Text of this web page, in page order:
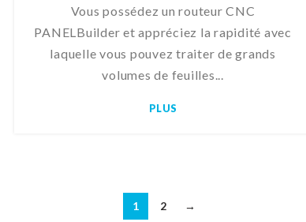
Vous possédez un routeur CNC
PANELBuilder et appréciez la rapidité avec
laquelle vous pouvez traiter de grands
volumes de feuilles...
PLUS
1 2 →